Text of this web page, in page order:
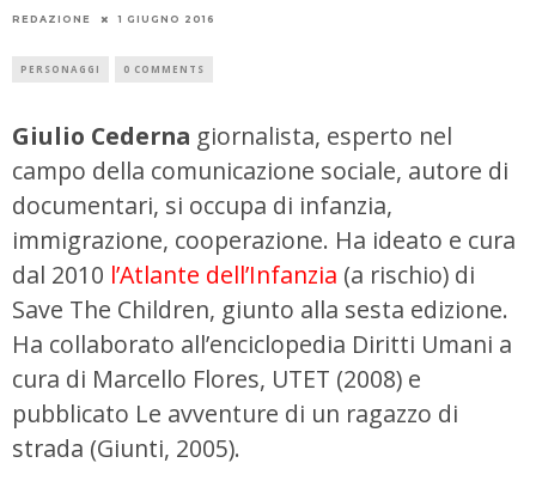
REDAZIONE 1 GIUGNO 2016
PERSONAGGI 0 COMMENTS
Giulio Cederna giornalista, esperto nel
campo della comunicazione sociale, autore di
documentari, si occupa di infanzia,
immigrazione, cooperazione. Ha ideato e cura
dal 2010 l’Atlante dell’Infanzia (a rischio) di
Save The Children, giunto alla sesta edizione.
Ha collaborato all’enciclopedia Diritti Umani a
cura di Marcello Flores, UTET (2008) e
pubblicato Le avventure di un ragazzo di
strada (Giunti, 2005).